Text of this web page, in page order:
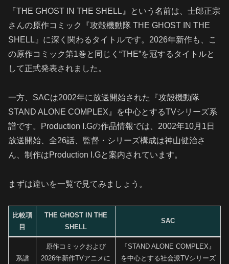
『THE GHOST IN THE SHELL』という名前は、士郎正宗
さんの原作コミック『攻殻機動隊 THE GHOST IN THE
SHELL』に深く関わるタイトルです。2026年新作も、こ
の原作コミック第1巻と同じく“THE”を冠するタイトルと
して正式発表されました。
一方、SACは2002年に放送開始された『攻殻機動隊
STAND ALONE COMPLEX』を中心とするTVシリーズ系
譜です。Production I.Gの作品情報では、2002年10月1日
放送開始、全26話、監督・シリーズ構成は神山健治さ
ん、制作はProduction I.Gと案内されています。
まずは違いを一覧で見てみましょう。
比較項
目
THE GHOST IN THE
SHELL
SAC
系譜
原作コミックおよび
2026年新作TVアニメに
『STAND ALONE COMPLEX』
を中心とする社会派TVシリーズ